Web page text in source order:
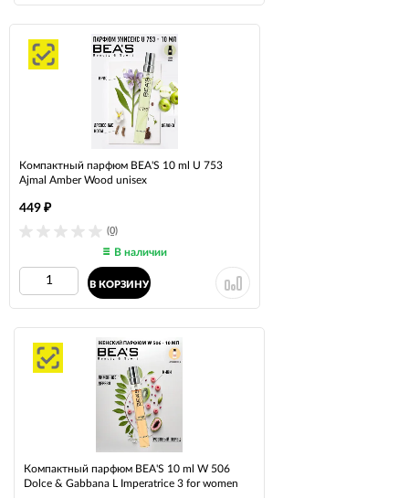
Компактный парфюм BEA'S 10 ml U 753
Ajmal Amber Wood unisex
(0)
449 ₽
В наличии
В КОРЗИНУ
Компактный парфюм BEA'S 10 ml W 506
Dolce & Gabbana L Imperatrice 3 for women